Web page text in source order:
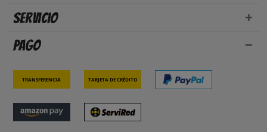
Servicio
Pago
Transferencia Tarjeta de crédito